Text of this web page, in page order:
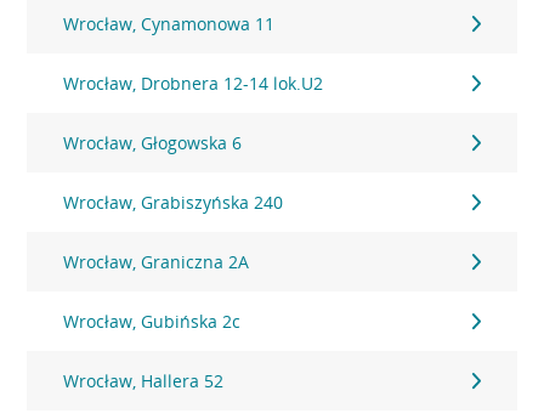
Wrocław, Cynamonowa 11
Wrocław, Drobnera 12-14 lok.U2
Wrocław, Głogowska 6
Wrocław, Grabiszyńska 240
Wrocław, Graniczna 2A
Wrocław, Gubińska 2c
Wrocław, Hallera 52